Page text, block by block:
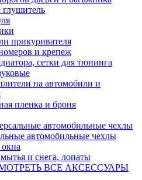
прикуривателя
и крепеж
сетки для тюнинга
на автомобили и
пленка и броня
автомобильные чехлы
автомобильные чехлы
и снега, лопаты
ВСЕ АКСЕССУАРЫ